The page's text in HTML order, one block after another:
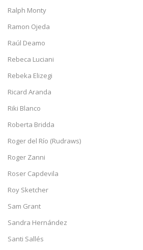
Ralph Monty
Ramon Ojeda
Raúl Deamo
Rebeca Luciani
Rebeka Elizegi
Ricard Aranda
Riki Blanco
Roberta Bridda
Roger del Río (Rudraws)
Roger Zanni
Roser Capdevila
Roy Sketcher
Sam Grant
Sandra Hernández
Santi Sallés